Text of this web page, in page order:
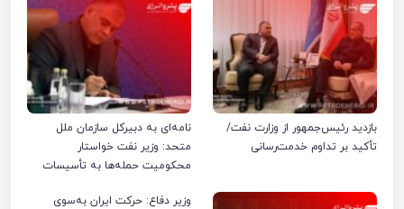
بازدید رئیس‌جمهور از وزارت نفت/
تأکید بر تداوم خدمت‌رسانی
نامه‌ای به دبیرکل سازمان ملل
متحد: وزیر نفت خواستار
محکومیت حمله‌ها به تأسیسات
وزیر دفاع: حرکت ایران به‌سوی